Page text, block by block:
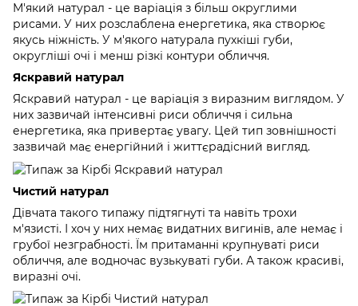
М'який натурал - це варіація з більш округлими
рисами. У них розслаблена енергетика, яка створює
якусь ніжність. У м'якого натурала пухкіші губи,
округліші очі і менш різкі контури обличчя.
Яскравий натурал
Яскравий натурал - це варіація з виразним виглядом. У
них зазвичай інтенсивні риси обличчя і сильна
енергетика, яка привертає увагу. Цей тип зовнішності
зазвичай має енергійний і життєрадісний вигляд.
Чистий натурал
Дівчата такого типажу підтягнуті та навіть трохи
м'язисті. І хоч у них немає видатних вигинів, але немає і
грубої незграбності. Їм притаманні крупнуваті риси
обличчя, але водночас вузькуваті губи. А також красиві,
виразні очі.